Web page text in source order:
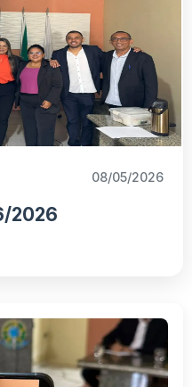
08/05/2026
2026